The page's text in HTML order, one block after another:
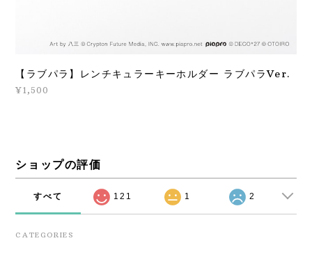
【ラブパラ】レンチキュラーキーホルダー ラブパラVer.
¥1,500
ショップの評価
すべて 121 1 2
CATEGORIES